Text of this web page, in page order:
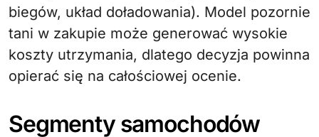
biegów, układ doładowania). Model pozornie
tani w zakupie może generować wysokie
koszty utrzymania, dlatego decyzja powinna
opierać się na całościowej ocenie.
Segmenty samochodów